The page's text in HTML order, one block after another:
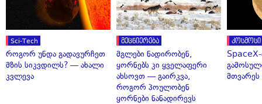
Sci-Tech
როგორ უნდა გადავურჩეთ
მზის სიკვდილს? — ახალი
კვლევა
მეცნიერება
მგლები ნადირობენ,
ყორნებს კი ყველაფერი
ახსოვთ — გაირკვა,
როგორ პოულობენ
ყორნები ნანადირევს
კოსმოსი
მთვარეს